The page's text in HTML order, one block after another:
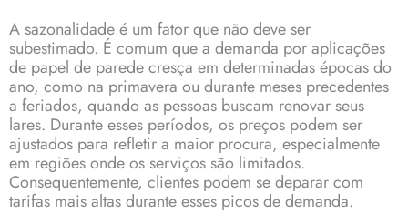
A sazonalidade é um fator que não deve ser
subestimado. É comum que a demanda por aplicações
de papel de parede cresça em determinadas épocas do
ano, como na primavera ou durante meses precedentes
a feriados, quando as pessoas buscam renovar seus
lares. Durante esses períodos, os preços podem ser
ajustados para refletir a maior procura, especialmente
em regiões onde os serviços são limitados.
Consequentemente, clientes podem se deparar com
tarifas mais altas durante esses picos de demanda.